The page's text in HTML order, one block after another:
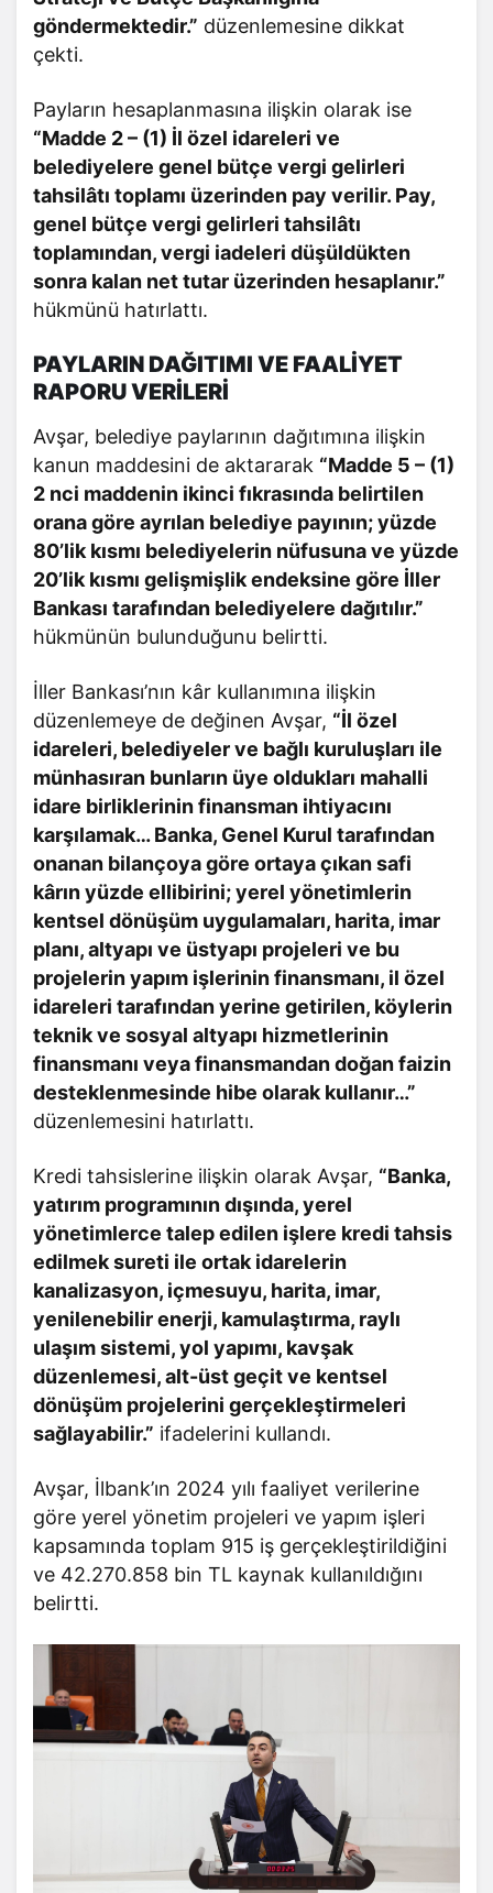
göndermektedir.” düzenlemesine dikkat
çekti.
Payların hesaplanmasına ilişkin olarak ise
“Madde 2 – (1) İl özel idareleri ve
belediyelere genel bütçe vergi gelirleri
tahsilâtı toplamı üzerinden pay verilir. Pay,
genel bütçe vergi gelirleri tahsilâtı
toplamından, vergi iadeleri düşüldükten
sonra kalan net tutar üzerinden hesaplanır.”
hükmünü hatırlattı.
PAYLARIN DAĞITIMI VE FAALİYET
RAPORU VERİLERİ
Avşar, belediye paylarının dağıtımına ilişkin
kanun maddesini de aktararak “Madde 5 – (1)
2 nci maddenin ikinci fıkrasında belirtilen
orana göre ayrılan belediye payının; yüzde
80’lik kısmı belediyelerin nüfusuna ve yüzde
20’lik kısmı gelişmişlik endeksine göre İller
Bankası tarafından belediyelere dağıtılır.”
hükmünün bulunduğunu belirtti.
İller Bankası’nın kâr kullanımına ilişkin
düzenlemeye de değinen Avşar, “İl özel
idareleri, belediyeler ve bağlı kuruluşları ile
münhasıran bunların üye oldukları mahalli
idare birliklerinin finansman ihtiyacını
karşılamak… Banka, Genel Kurul tarafından
onanan bilançoya göre ortaya çıkan safi
kârın yüzde ellibirini; yerel yönetimlerin
kentsel dönüşüm uygulamaları, harita, imar
planı, altyapı ve üstyapı projeleri ve bu
projelerin yapım işlerinin finansmanı, il özel
idareleri tarafından yerine getirilen, köylerin
teknik ve sosyal altyapı hizmetlerinin
finansmanı veya finansmandan doğan faizin
desteklenmesinde hibe olarak kullanır…”
düzenlemesini hatırlattı.
Kredi tahsislerine ilişkin olarak Avşar, “Banka,
yatırım programının dışında, yerel
yönetimlerce talep edilen işlere kredi tahsis
edilmek sureti ile ortak idarelerin
kanalizasyon, içmesuyu, harita, imar,
yenilenebilir enerji, kamulaştırma, raylı
ulaşım sistemi, yol yapımı, kavşak
düzenlemesi, alt-üst geçit ve kentsel
dönüşüm projelerini gerçekleştirmeleri
sağlayabilir.” ifadelerini kullandı.
Avşar, İlbank’ın 2024 yılı faaliyet verilerine
göre yerel yönetim projeleri ve yapım işleri
kapsamında toplam 915 iş gerçekleştirildiğini
ve 42.270.858 bin TL kaynak kullanıldığını
belirtti.